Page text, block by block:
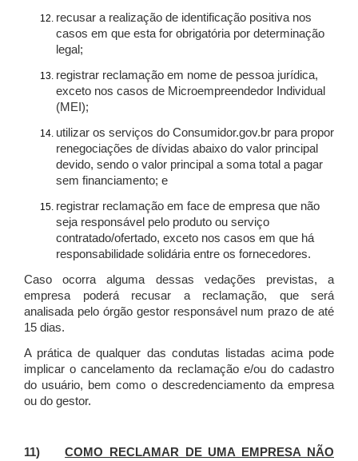
recusar a realização de identificação positiva nos
casos em que esta for obrigatória por determinação
legal;
registrar reclamação em nome de pessoa jurídica,
exceto nos casos de Microempreendedor Individual
(MEI);
utilizar os serviços do Consumidor.gov.br para propor
renegociações de dívidas abaixo do valor principal
devido, sendo o valor principal a soma total a pagar
sem financiamento; e
registrar reclamação em face de empresa que não
seja responsável pelo produto ou serviço
contratado/ofertado, exceto nos casos em que há
responsabilidade solidária entre os fornecedores.
Caso ocorra alguma dessas vedações previstas, a
empresa poderá recusar a reclamação, que será
analisada pelo órgão gestor responsável num prazo de até
15 dias.
A prática de qualquer das condutas listadas acima pode
implicar o cancelamento da reclamação e/ou do cadastro
do usuário, bem como o descredenciamento da empresa
ou do gestor.
11)COMO RECLAMAR DE UMA EMPRESA NÃO